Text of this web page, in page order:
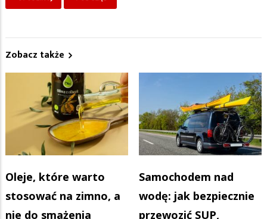
Zobacz także
Oleje, które warto
stosować na zimno, a
nie do smażenia
Samochodem nad
wodę: jak bezpiecznie
przewozić SUP,